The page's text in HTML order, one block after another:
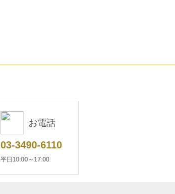
お電話
03-3490-6110
平日10:00～17:00